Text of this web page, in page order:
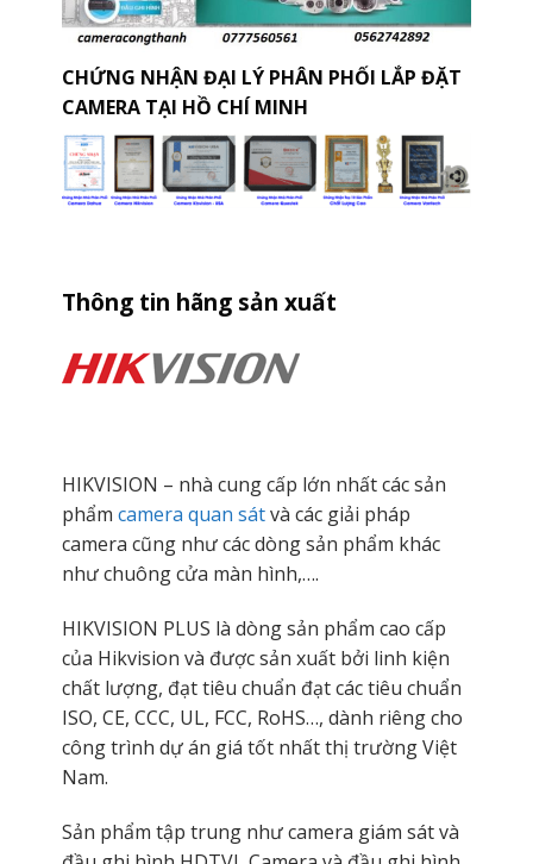
CHỨNG NHẬN ĐẠI LÝ PHÂN PHỐI LẮP ĐẶT
CAMERA TẠI HỒ CHÍ MINH
Thông tin hãng sản xuất
HIKVISION – nhà cung cấp lớn nhất các sản
phẩm camera quan sátvà các giải pháp
camera cũng như các dòng sản phẩm khác
như chuông cửa màn hình,….
HIKVISION PLUS là dòng sản phẩm cao cấp
của Hikvision và được sản xuất bởi linh kiện
chất lượng, đạt tiêu chuẩn đạt các tiêu chuẩn
ISO, CE, CCC, UL, FCC, RoHS…, dành riêng cho
công trình dự án giá tốt nhất thị trường Việt
Nam.
Sản phẩm tập trung như camera giám sát và